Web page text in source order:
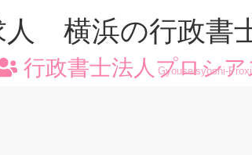
人 横浜の行政書
行政書士法人プロシア
Gyouseisyoshi-